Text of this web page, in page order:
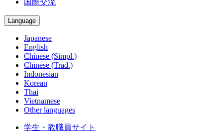
国際交流
Language
Japanese
English
Chinese (Simpl.)
Chinese (Trad.)
Indonesian
Korean
Thai
Vietnamese
Other languages
学生・教職員サイト